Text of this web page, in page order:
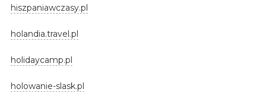
hiszpaniawczasy.pl
holandia.travel.pl
holidaycamp.pl
holowanie-slask.pl